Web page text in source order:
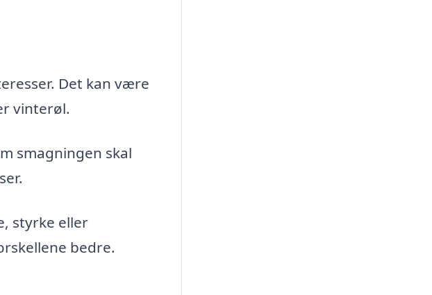
Det kan være
vinterøl.
smagningen skal
styrke eller
bedre.